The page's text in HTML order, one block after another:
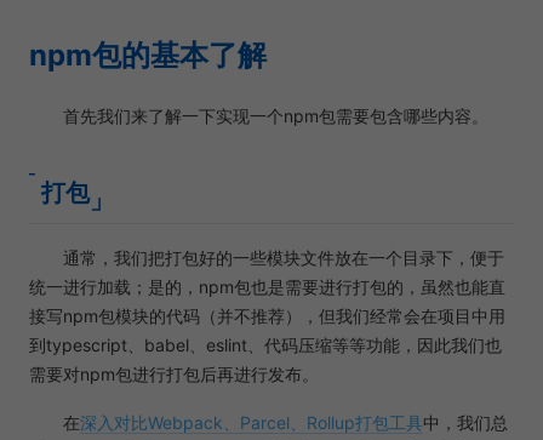
npm包的基本了解
首先我们来了解一下实现一个npm包需要包含哪些内容。
打包
通常，我们把打包好的一些模块文件放在一个目录下，便于
统一进行加载；是的，npm包也是需要进行打包的，虽然也能直
接写npm包模块的代码（并不推荐），但我们经常会在项目中用
到typescript、babel、eslint、代码压缩等等功能，因此我们也
需要对npm包进行打包后再进行发布。
在深入对比Webpack、Parcel、Rollup打包工具中，我们总